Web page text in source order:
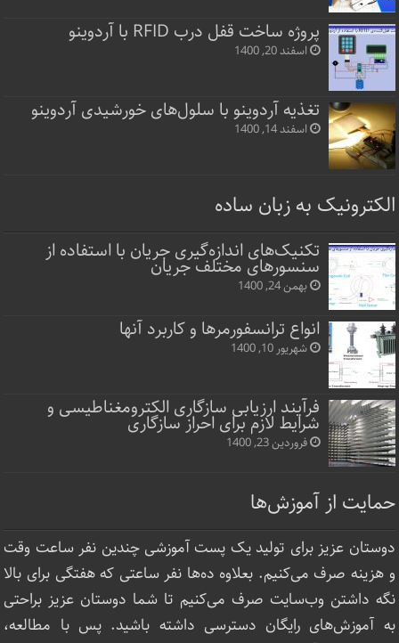
پروژه ساخت قفل‌ درب RFID با آردوینو
اسفند 20, 1400
تغذیه آردوینو با سلول‌های خورشیدی آردوینو
اسفند 14, 1400
الکترونیک به زبان ساده
تکنیک‌های اندازه‌گیری جریان با استفاده از
سنسورهای مختلف جریان
بهمن 24, 1400
انواع ترانسفورمرها و کاربرد آنها
شهریور 10, 1400
فرآیند ارزیابی سازگاری الکترومغناطیسی و
شرایط لازم برای احراز سازگاری
فروردین 23, 1400
حمایت از آموزش‌ها
دوستان عزیز برای تولید یک پست آموزشی چندین نفر ساعت‌ وقت
و هزینه صرف می‌کنیم. بعلاوه ده‌ها نفر ساعتی که هفتگی برای بالا
نگه داشتن وب‌سایت صرف ‌می‌کنیم تا شما دوستان عزیز براحتی
به آموزش‌های رایگان دسترسی داشته باشید. پس با مطالعه،